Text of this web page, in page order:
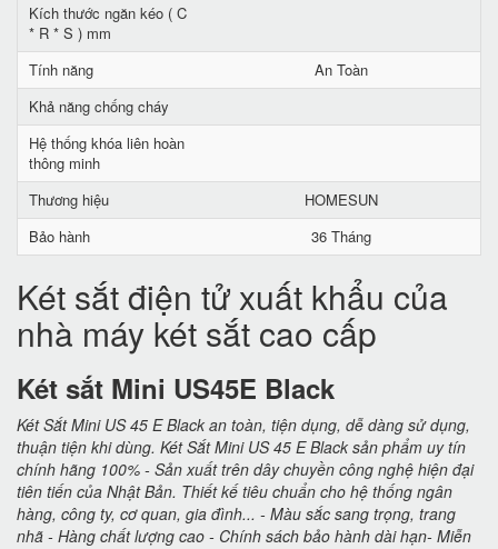
Kích thước ngăn kéo ( C
* R * S ) mm
Tính năng
An Toàn
Khả năng chống cháy
Hệ thống khóa liên hoàn
thông minh
Thương hiệu
HOMESUN
Bảo hành
36 Tháng
Két sắt điện tử xuất khẩu của
nhà máy két sắt cao cấp
Két sắt Mini US45E Black
Két Sắt Mini US 45 E Black an toàn, tiện dụng, dễ dàng sử dụng,
thuận tiện khi dùng. Két Sắt Mini US 45 E Black sản phẩm uy tín
chính hãng 100% - Sản xuất trên dây chuyền công nghệ hiện đại
tiên tiến của Nhật Bản. Thiết kế tiêu chuẩn cho hệ thống ngân
hàng, công ty, cơ quan, gia đình... - Màu sắc sang trọng, trang
nhã - Hàng chất lượng cao - Chính sách bảo hành dài hạn- Miễn